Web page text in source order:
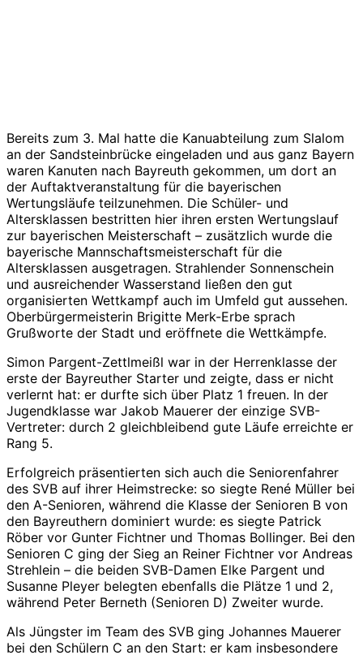
Bereits zum 3. Mal hatte die Kanuabteilung zum Slalom
an der Sandsteinbrücke eingeladen und aus ganz Bayern
waren Kanuten nach Bayreuth gekommen, um dort an
der Auftaktveranstaltung für die bayerischen
Wertungsläufe teilzunehmen. Die Schüler- und
Altersklassen bestritten hier ihren ersten Wertungslauf
zur bayerischen Meisterschaft – zusätzlich wurde die
bayerische Mannschaftsmeisterschaft für die
Altersklassen ausgetragen. Strahlender Sonnenschein
und ausreichender Wasserstand ließen den gut
organisierten Wettkampf auch im Umfeld gut aussehen.
Oberbürgermeisterin Brigitte Merk-Erbe sprach
Grußworte der Stadt und eröffnete die Wettkämpfe.
Simon Pargent-Zettlmeißl war in der Herrenklasse der
erste der Bayreuther Starter und zeigte, dass er nicht
verlernt hat: er durfte sich über Platz 1 freuen. In der
Jugendklasse war Jakob Mauerer der einzige SVB-
Vertreter: durch 2 gleichbleibend gute Läufe erreichte er
Rang 5.
Erfolgreich präsentierten sich auch die Seniorenfahrer
des SVB auf ihrer Heimstrecke: so siegte René Müller bei
den A-Senioren, während die Klasse der Senioren B von
den Bayreuthern dominiert wurde: es siegte Patrick
Röber vor Gunter Fichtner und Thomas Bollinger. Bei den
Senioren C ging der Sieg an Reiner Fichtner vor Andreas
Strehlein – die beiden SVB-Damen Elke Pargent und
Susanne Pleyer belegten ebenfalls die Plätze 1 und 2,
während Peter Berneth (Senioren D) Zweiter wurde.
Als Jüngster im Team des SVB ging Johannes Mauerer
bei den Schülern C an den Start: er kam insbesondere